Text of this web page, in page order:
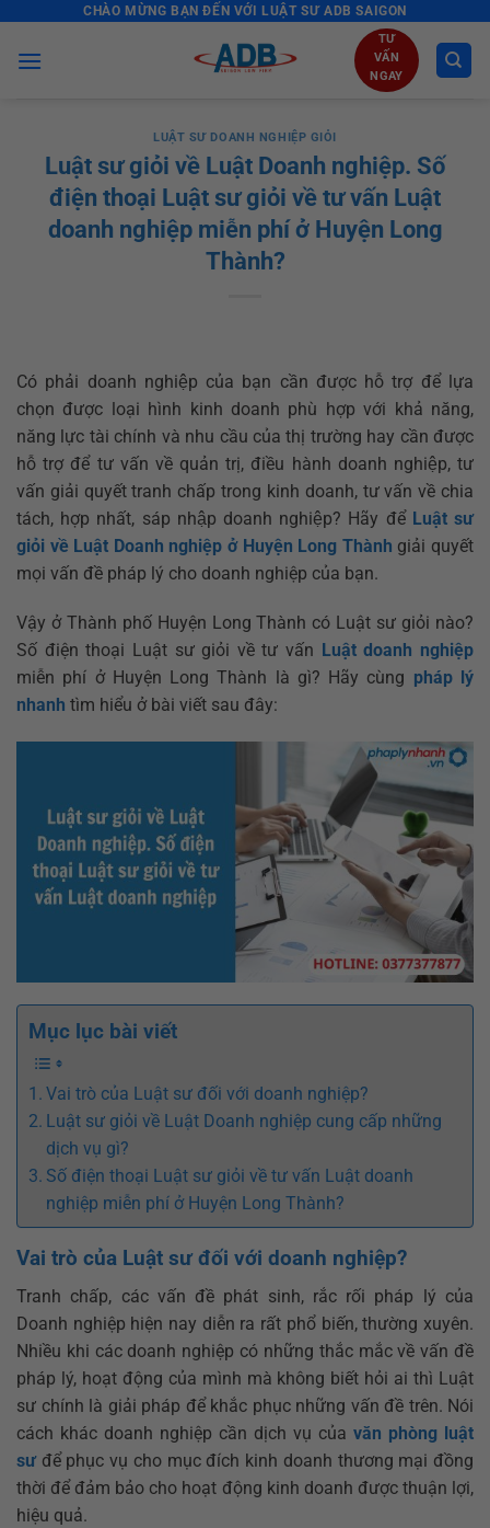
content
CHÀO MỪNG BẠN ĐẾN VỚI LUẬT SƯ ADB SAIGON
TƯ
VẤN
NGAY
LUẬT SƯ DOANH NGHIỆP GIỎI
Luật sư giỏi về Luật Doanh nghiệp. Số
điện thoại Luật sư giỏi về tư vấn Luật
doanh nghiệp miễn phí ở Huyện Long
Thành?
Có phải doanh nghiệp của bạn cần được hỗ trợ để lựa
chọn được loại hình kinh doanh phù hợp với khả năng,
năng lực tài chính và nhu cầu của thị trường hay cần được
hỗ trợ để tư vấn về quản trị, điều hành doanh nghiệp, tư
vấn giải quyết tranh chấp trong kinh doanh, tư vấn về chia
tách, hợp nhất, sáp nhập doanh nghiệp? Hãy để Luật sư
giỏi về Luật Doanh nghiệp ở Huyện Long Thành giải quyết
mọi vấn đề pháp lý cho doanh nghiệp của bạn.
Vậy ở Thành phố Huyện Long Thành có Luật sư giỏi nào?
Số điện thoại Luật sư giỏi về tư vấn Luật doanh nghiệp
miễn phí ở Huyện Long Thành là gì? Hãy cùng pháp lý
nhanh tìm hiểu ở bài viết sau đây:
Mục lục bài viết
Vai trò của Luật sư đối với doanh nghiệp?
Luật sư giỏi về Luật Doanh nghiệp cung cấp những
dịch vụ gì?
Số điện thoại Luật sư giỏi về tư vấn Luật doanh
nghiệp miễn phí ở Huyện Long Thành?
Vai trò của Luật sư đối với doanh nghiệp?
Tranh chấp, các vấn đề phát sinh, rắc rối pháp lý của
Doanh nghiệp hiện nay diễn ra rất phổ biến, thường xuyên.
Nhiều khi các doanh nghiệp có những thắc mắc về vấn đề
pháp lý, hoạt động của mình mà không biết hỏi ai thì Luật
sư chính là giải pháp để khắc phục những vấn đề trên. Nói
cách khác doanh nghiệp cần dịch vụ của văn phòng luật
sưđể phục vụ cho mục đích kinh doanh thương mại đồng
thời để đảm bảo cho hoạt động kinh doanh được thuận lợi,
hiệu quả.